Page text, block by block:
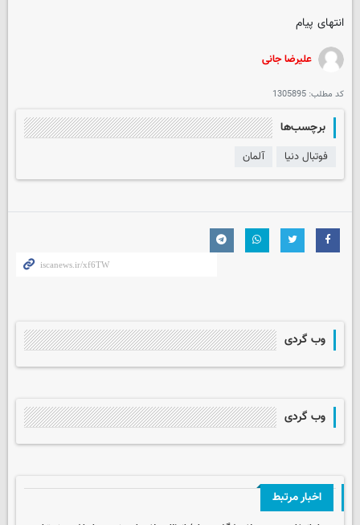
انتهای پیام
علیرضا جانی
کد مطلب: 1305895
برچسب‌ها
فوتبال دنیا آلمان
وب گردی
وب گردی
اخبار مرتبط